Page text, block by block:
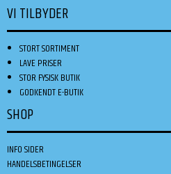
VI TILBYDER
STORT SORTIMENT
LAVE PRISER
STOR FYSISK BUTIK
GODKENDT E-BUTIK
SHOP
INFO SIDER
HANDELSBETINGELSER